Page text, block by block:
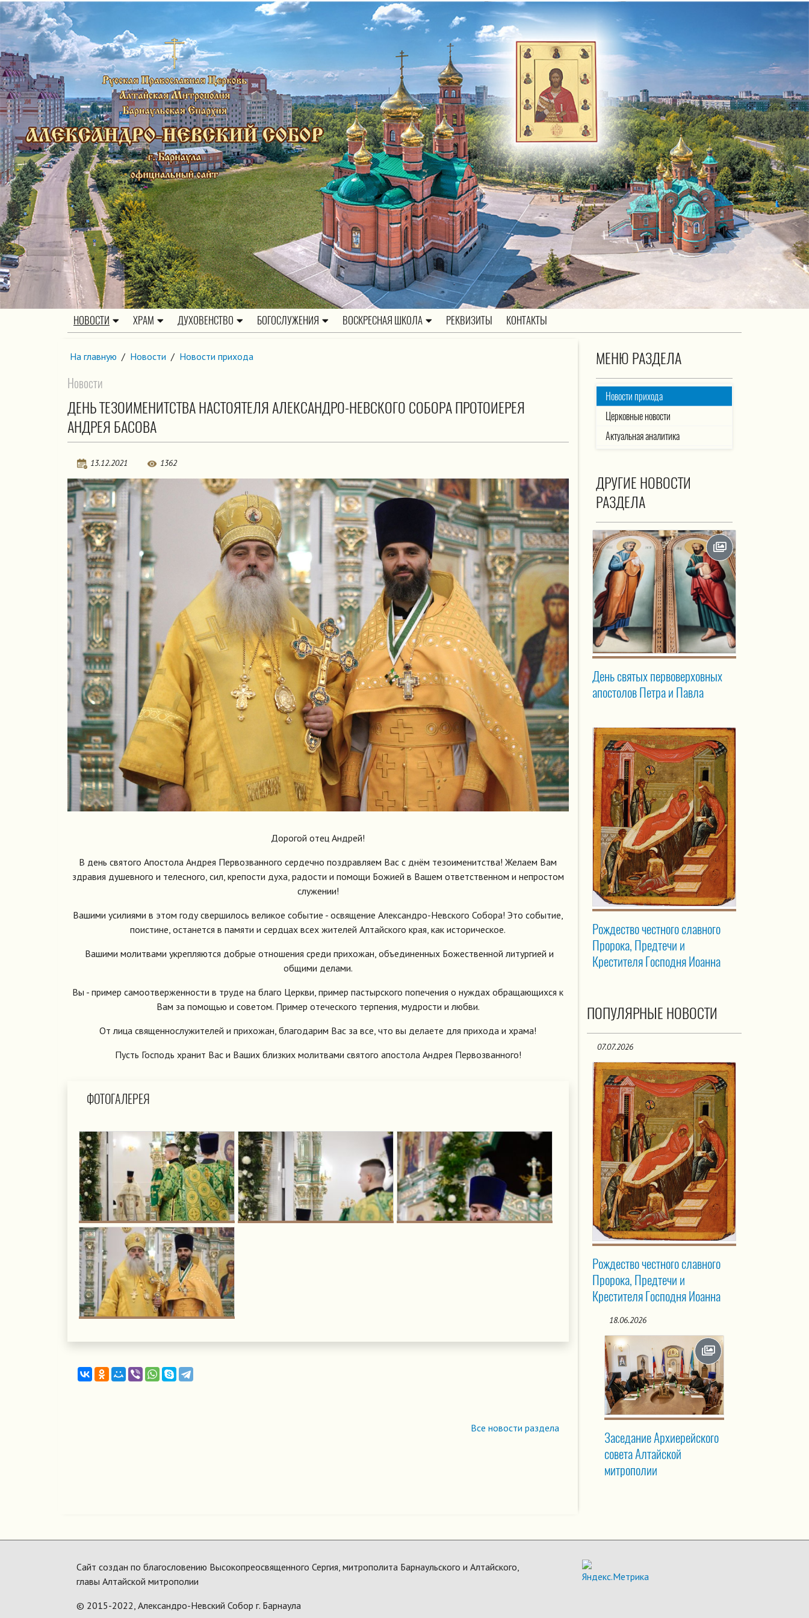
НОВОСТИ ХРАМ ДУХОВЕНСТВО БОГОСЛУЖЕНИЯ ВОСКРЕСНАЯ ШКОЛА РЕКВИЗИТЫ КОНТАКТЫ
На главную / Новости / Новости прихода
Новости
ДЕНЬ ТЕЗОИМЕНИТСТВА НАСТОЯТЕЛЯ АЛЕКСАНДРО-НЕВСКОГО СОБОРА ПРОТОИЕРЕЯ
АНДРЕЯ БАСОВА
13.12.2021 1362
Дорогой отец Андрей!
В день святого Апостола Андрея Первозванного сердечно поздравляем Вас с днём тезоименитства! Желаем Вам
здравия душевного и телесного, сил, крепости духа, радости и помощи Божией в Вашем ответственном и непростом
служении!
Вашими усилиями в этом году свершилось великое событие - освящение Александро-Невского Собора! Это событие,
поистине, останется в памяти и сердцах всех жителей Алтайского края, как историческое.
Вашими молитвами укрепляются добрые отношения среди прихожан, объединенных Божественной литургией и
общими делами.
Вы - пример самоотверженности в труде на благо Церкви, пример пастырского попечения о нуждах обращающихся к
Вам за помощью и советом. Пример отеческого терпения, мудрости и любви.
От лица священнослужителей и прихожан, благодарим Вас за все, что вы делаете для прихода и храма!
Пусть Господь хранит Вас и Ваших близких молитвами святого апостола Андрея Первозванного!
ФОТОГАЛЕРЕЯ
Все новости раздела
МЕНЮ РАЗДЕЛА
Новости прихода
Церковные новости
Актуальная аналитика
ДРУГИЕ НОВОСТИ
РАЗДЕЛА
День святых первоверховных
апостолов Петра и Павла
Рождество честного славного
Пророка, Предтечи и
Крестителя Господня Иоанна
ПОПУЛЯРНЫЕ НОВОСТИ
07.07.2026
Рождество честного славного
Пророка, Предтечи и
Крестителя Господня Иоанна
18.06.2026
Заседание Архиерейского
совета Алтайской
митрополии
Сайт создан по благословению Высокопреосвященного Сергия, митрополита Барнаульского и Алтайского,
главы Алтайской митрополии
© 2015-2022, Александро-Невский Собор г. Барнаула